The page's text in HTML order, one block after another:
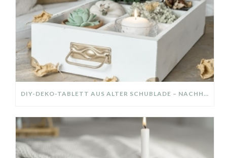
DIY-DEKO-TABLETT AUS ALTER SCHUBLADE – NACHHALTIGE HERBSTDEKO SELBER MACHEN!